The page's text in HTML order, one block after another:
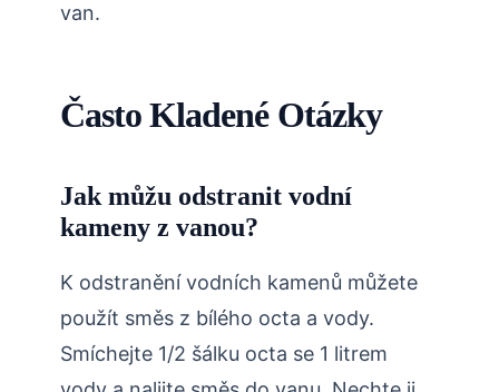
van.
Často Kladené Otázky
Jak můžu odstranit vodní
kameny z vanou?
K odstranění vodních kamenů můžete
použít směs z bílého octa a vody.
Smíchejte 1/2 šálku octa se 1 litrem